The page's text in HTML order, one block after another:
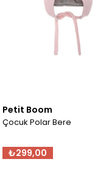
Petit Boom
Çocuk Polar Bere
₺299,00